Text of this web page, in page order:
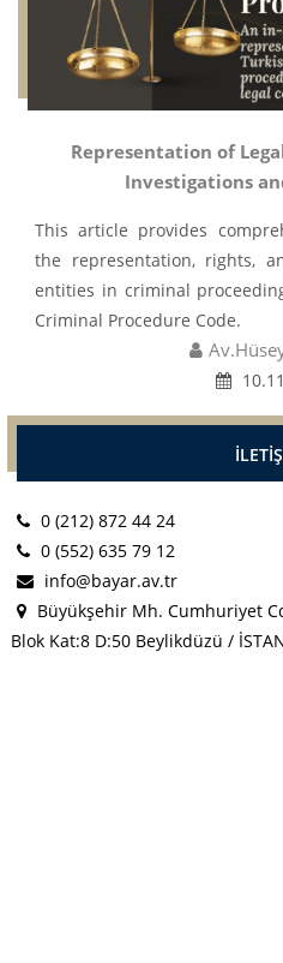
Representation of
Investigations
This article provides
the representation, rights,
entities in criminal
Criminal Procedure Code.
0 (212) 872 44 24
0 (552) 635 79 12
info@bayar.av.tr
Büyükşehir Mh. Cumhuriyet
Blok Kat:8 D:50 Beylikdüzü /